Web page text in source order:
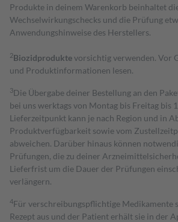
Produkte in deinem Warenkorb beinhaltet
Wechselwirkungschecks und die Prüfung
Anwendungshinweise des Herstellers.
2Biozidproduktevorsichtig verwenden. Vor
und Produktinformationen lesen.
3Die Übergabe deiner Bestellung an den
bei uns werktags von Montag bis Freitag bis
Lieferzeitpunkt kann je nach Region und in
Produktverfügbarkeit sowie vom
abweichen. Darüber hinaus können
Prüfungen, die zu deiner
Lieferfrist um die Dauer der Prüfungen
verlängern.
4Für verschreibungspflichtige Medikamente
Rezept aus und der Patient erhält sie in der